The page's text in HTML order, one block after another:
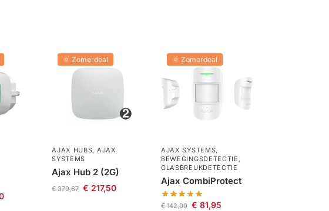
🌞 Zomerdeal
AJAX HUBS AJAX
SYSTEMS
Ajax Hub 2 (2G)
€379,67 € 217,50
🌞 Zomerdeal
AJAX SYSTEMS
BEWEGINGSDETECTIE
GLASBREUKDETECTIE
Ajax CombiProtect
€142,00 € 81,95